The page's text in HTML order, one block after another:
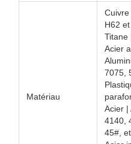
Matériau
H62
Titane
Acier
7075,
Acier |
4140,
45#,